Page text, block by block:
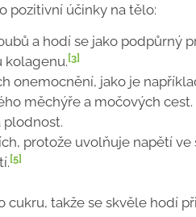
pozitivní účinky na tělo:
a hodí se jako podpůrný
kolagenu.[3]
onemocnění, jako je
měchýře a močových cest.
plodnost.
protože uvolňuje napětí ve
[5]
takže se skvěle hodí